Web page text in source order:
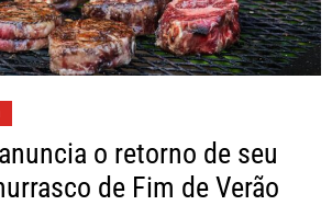
o retorno de seu
de Fim de Verão